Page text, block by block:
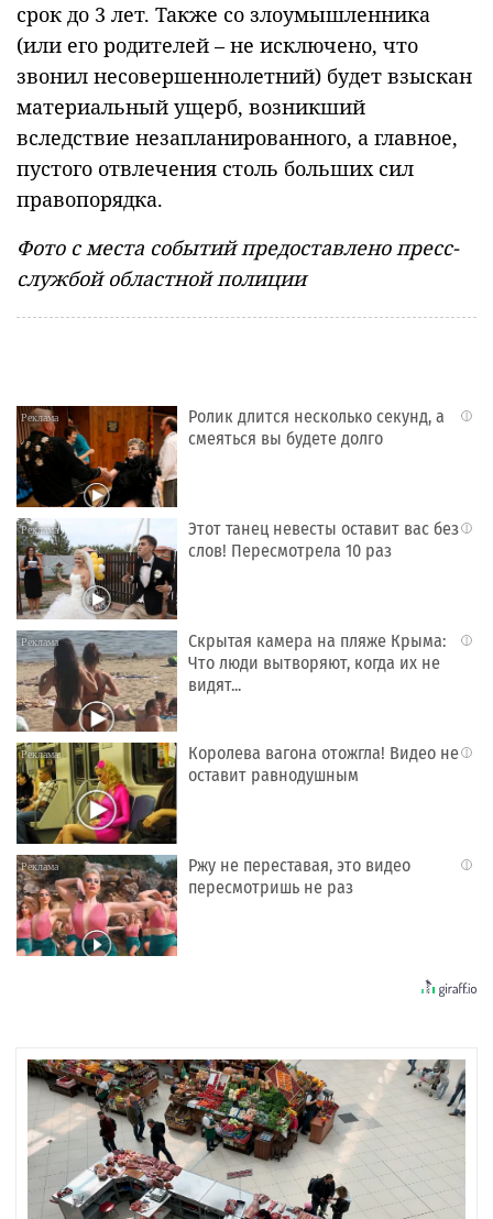
срок до 3 лет. Также со злоумышленника
(или его родителей – не исключено, что
звонил несовершеннолетний) будет взыскан
материальный ущерб, возникший
вследствие незапланированного, а главное,
пустого отвлечения столь больших сил
правопорядка.
Фото с места событий предоставлено пресс-
службой областной полиции
i
Ролик длится несколько секунд, а
смеяться вы будете долго
i
Этот танец невесты оставит вас без
слов! Пересмотрела 10 раз
i
Скрытая камера на пляже Крыма:
Что люди вытворяют, когда их не
видят...
i
Королева вагона отожгла! Видео не
оставит равнодушным
i
Ржу не переставая, это видео
пересмотришь не раз